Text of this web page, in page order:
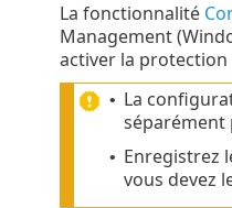
La fonctionnalité
Management
activer la protection
• La
séparément
• Enregistrez
vous devez